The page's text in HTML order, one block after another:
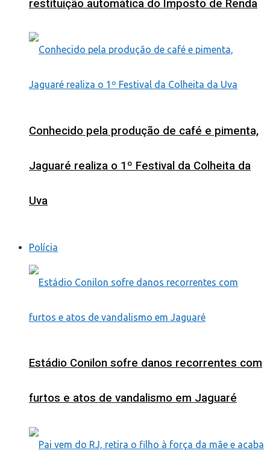
restituição automática do Imposto de Renda
Conhecido pela produção de café e pimenta,
Jaguaré realiza o 1º Festival da Colheita da
Uva
Polícia
Estádio Conilon sofre danos recorrentes com
furtos e atos de vandalismo em Jaguaré